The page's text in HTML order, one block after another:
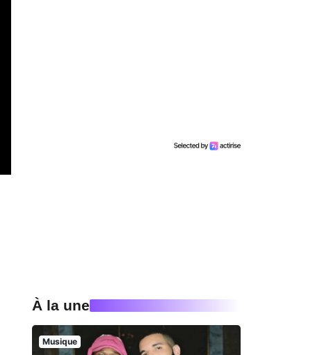
À la une
Musique